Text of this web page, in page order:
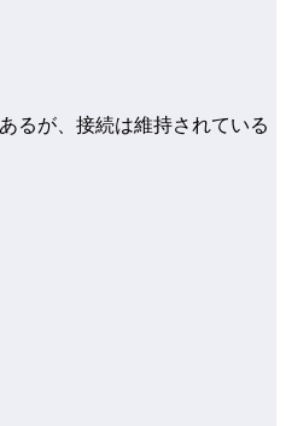
るが、接続は維持されている